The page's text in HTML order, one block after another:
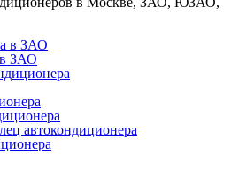
в ЗАО
в ЗАО
автокондиционера